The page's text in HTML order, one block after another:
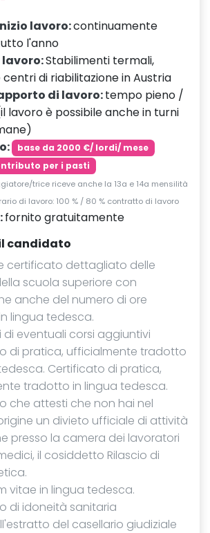
lavoro:continuamente
l'anno
lavoro:Stabilimenti termali,
di riabilitazione in Austria
di lavoro:tempo pieno /
lavoro è possibile anche in turni
base da 2000 €/ lordi/ mese
per i pasti
trice riceve anche la 13a e 14a mensilità
di lavoro: 100 % / 80 % contratto di lavoro
fornito gratuitamente
candidato
certificato dettagliato delle
scuola superiore con
anche del numero di ore
lingua tedesca.
di eventuali corsi aggiuntivi
di pratica, ufficialmente tradotto
Certificato di pratica,
tradotto in lingua tedesca.
che attesti che non hai nel
un divieto ufficiale di attività
presso la camera dei lavoratori
il cosiddetto Rilascio di
vitae in lingua tedesca.
di idoneità sanitaria
del casellario giudiziale